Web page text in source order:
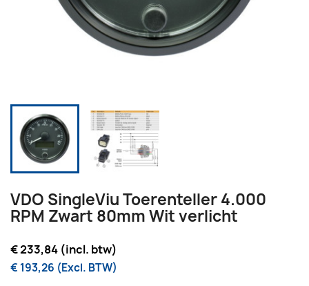
VDO SingleViu Toerenteller 4.000
RPM Zwart 80mm Wit verlicht
€ 233,84 (incl. btw)
€ 193,26 (Excl. BTW)